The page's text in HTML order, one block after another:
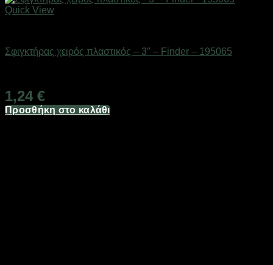
Quick View
Σφιγκτήρας χειρός πλαστικός – 3″ – Finder – 195065
1,24 €
Προσθήκη στο καλάθι